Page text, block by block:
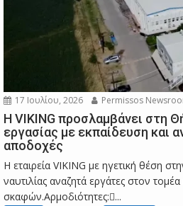
17 Ιουλίου, 2026 Permissos
Η VIKING προσλαμβάνει στη
εργασίας με εκπαίδευση και
αποδοχές
Η εταιρεία VIKING με ηγετική θέση
ναυτιλίας αναζητά εργάτες στον
σκαφών.Αρμοδιότητες:...